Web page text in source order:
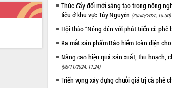
Thúc đẩy đổi mới sáng tạo trong nông
tiêu ở khu vực Tây Nguyên (20/05/2025, 16:30)
Hội thảo “Nông dân với phát triển cà phê
Ra mắt sản phẩm Bảo hiểm toàn diện
Nâng cao hiệu quả sản xuất, thu hoạch,
(06/11/2024, 11:24)
Triển vọng xây dựng chuỗi giá trị cà phê